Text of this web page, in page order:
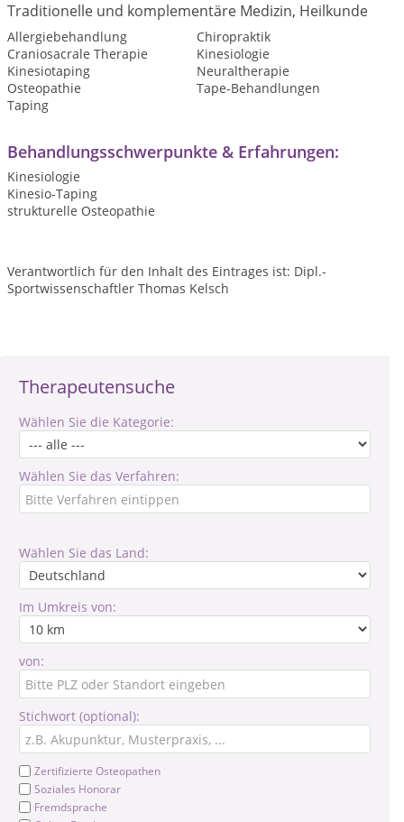
Therapeutensuche
Wählen Sie die Kategorie:
Wählen Sie das Verfahren:
Wählen Sie das Land:
Im Umkreis von:
von:
Stichwort (optional):
Zertifizierte Osteopathen
Soziales Honorar
Fremdsprache
Traditionelle und komplementäre Medizin, Heilkunde
Allergiebehandlung
Chiropraktik
Craniosacrale Therapie
Kinesiologie
Kinesiotaping
Neuraltherapie
Osteopathie
Tape-Behandlungen
Taping
Behandlungsschwerpunkte & Erfahrungen:
Kinesiologie
Kinesio-Taping
strukturelle Osteopathie
Verantwortlich für den Inhalt des Eintrages ist: Dipl.-
Sportwissenschaftler Thomas Kelsch